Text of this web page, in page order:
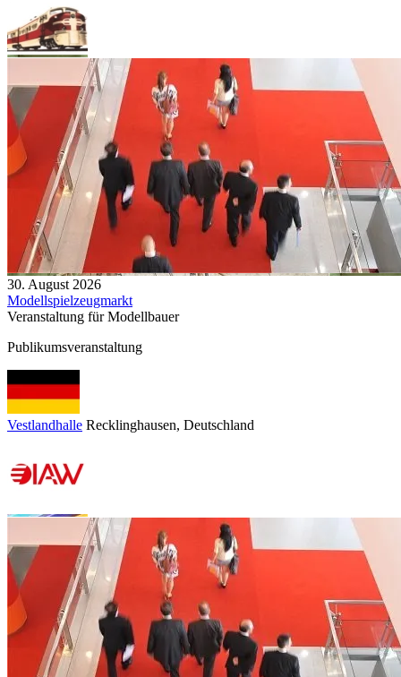
30. August 2026
Modellspielzeugmarkt
Veranstaltung für Modellbauer
Publikumsveranstaltung
Vestlandhalle Recklinghausen, Deutschland